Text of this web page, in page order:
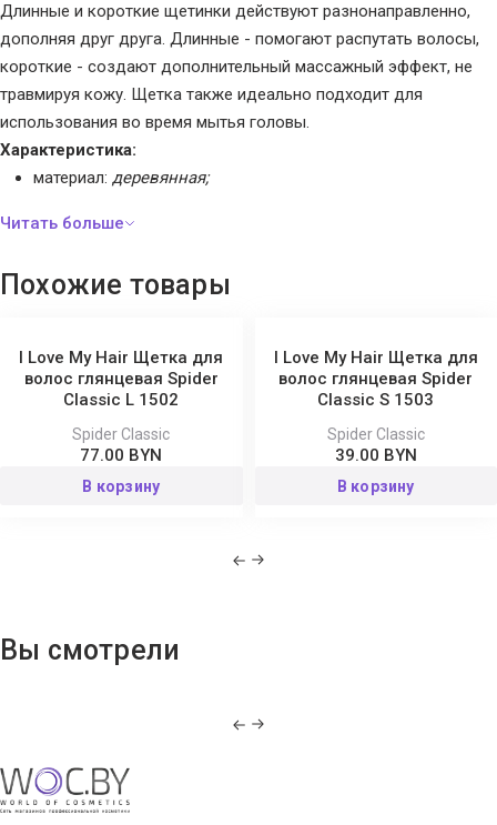
Длинные и короткие щетинки действуют разнонаправленно,
дополняя друг друга. Длинные - помогают распутать волосы,
короткие - создают дополнительный массажный эффект, не
травмируя кожу. Щетка также идеально подходит для
использования во время мытья головы.
Характеристика:
материал: деревянная;
вес:65 г;
ширина:46 мм;
Похожие товары
I Love My Hair Щетка для
волос глянцевая Spider
Classic L 1502
Spider Classic
77.00 BYN
В корзину
I Love My Hair Щетка для
волос глянцевая Spider
Classic S 1503
Spider Classic
39.00 BYN
В корзину
Вы смотрели